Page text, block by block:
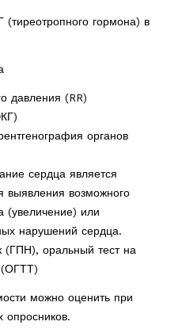
гормона) в
давления (RR)
органов
сердца является
выявления возможного
(увеличение) или
нарушений сердца.
(ГПН), оральный тест на
(ОГТТ)
можно оценить при
опросников.